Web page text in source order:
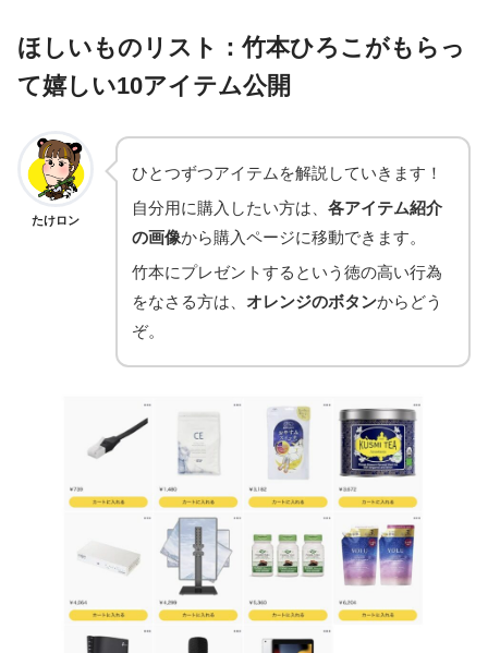
ほしいものリスト：竹本ひろこがもらっ
て嬉しい10アイテム公開
たけロン
ひとつずつアイテムを解説していきます！
自分用に購入したい方は、 各アイテム紹介
の画像から購入ページに移動できます。
竹本にプレゼントするという徳の高い行為
をなさる方は、 オレンジのボタンからどう
ぞ。